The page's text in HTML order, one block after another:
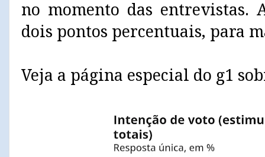
no momento das entrevistas.
dois pontos percentuais, para
Veja a página especial do g1